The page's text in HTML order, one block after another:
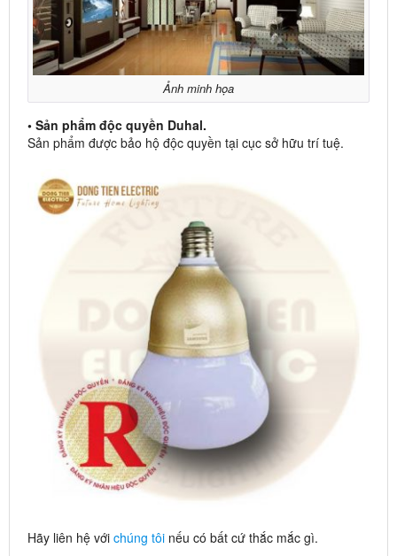
Ảnh minh họa
• Sản phẩm độc quyền Duhal.
Sản phẩm được bảo hộ độc quyền tại cục sở hữu trí tuệ.
Hãy liên hệ với chúng tôi nếu có bất cứ thắc mắc gì.